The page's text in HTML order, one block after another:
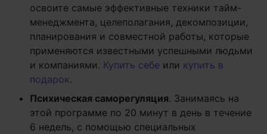
освоите самые эффективные техники тайм-
менеджмента, целеполагания, декомпозиции,
планирования и совместной работы, которые
применяются известными успешными людьми
и компаниями. Купить себе или купить в
подарок.
Психическая саморегуляция. Занимаясь на
этой программе по 20 минут в день в течение
6 недель, с помощью специальных